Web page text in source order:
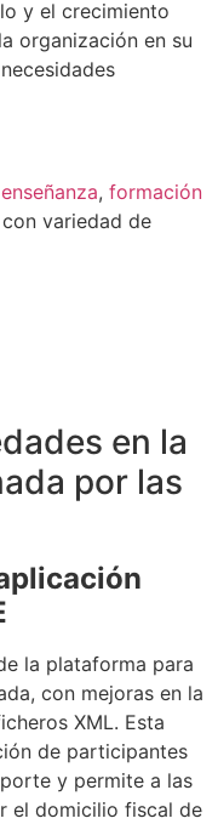
y el crecimiento
organización en su
enseñanza, formación
variedad de
en la
por las
la plataforma para
con mejoras en la
XML. Esta
de participantes
y permite a las
el domicilio fiscal de